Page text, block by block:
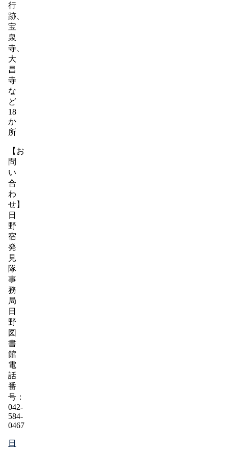
行
跡、
宝
泉
寺、
大
昌
寺
な
ど
18
か
所
【お
問
い
合
わ
せ】
日
野
宿
発
見
隊
事
務
局
日
野
図
書
館
電
話
番
号：
042-
584-
0467
日